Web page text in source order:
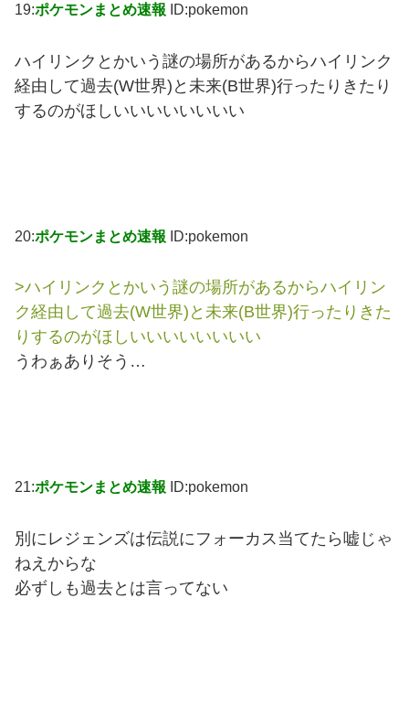
19:ポケモンまとめ速報 ID:pokemon
ハイリンクとかいう謎の場所があるからハイリンク
経由して過去(W世界)と未来(B世界)行ったりきたり
するのがほしいいいいいいいい
20:ポケモンまとめ速報 ID:pokemon
>ハイリンクとかいう謎の場所があるからハイリン
ク経由して過去(W世界)と未来(B世界)行ったりきた
りするのがほしいいいいいいいい
うわぁありそう…
21:ポケモンまとめ速報 ID:pokemon
別にレジェンズは伝説にフォーカス当てたら嘘じゃ
ねえからな
必ずしも過去とは言ってない